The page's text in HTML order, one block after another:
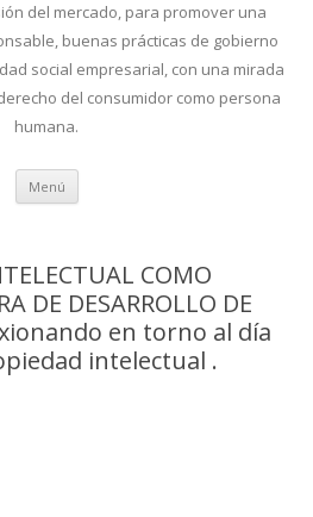
del mercado, para promover una
buenas prácticas de gobierno
social empresarial, con una mirada
del consumidor como persona
humana.
Menú Ir
contenido
COMO
DE DESARROLLO DE
en torno al día
intelectual .